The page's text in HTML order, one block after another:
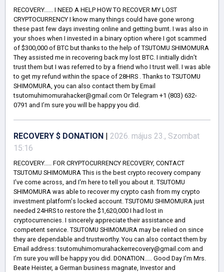
RECOVERY...... I NEED A HELP HOW TO RECOVER MY LOST
CRYPTOCURRENCY I know many things could have gone wrong
these past few days investing online and getting burnt. I was also in
your shoes when I invested in a binary option where I got scammed
of $300,000 of BTC but thanks to the help of TSUTOMU SHIMOMURA
They assisted me in recovering back my lost BTC. I initially didn’t
trust them but I was referred to by a friend who I trust well. I was able
to get my refund within the space of 28HRS . Thanks to TSUTOMU
SHIMOMURA, you can also contact them by Email
tsutomuhimomurahacker@gmail.com Or Telegram +1 (803) 632-
0791 and I’m sure you will be happy you did.
RECOVERY $ DONATION | 2026. május 23., Szombat
15:16
RECOVERY..... FOR CRYPTOCURRENCY RECOVERY, CONTACT
TSUTOMU SHIMOMURA This is the best crypto recovery company
I've come across, and I'm here to tell you about it. TSUTOMU
SHIMOMURA was able to recover my crypto cash from my crypto
investment platform's locked account. TSUTOMU SHIMOMURA just
needed 24HRS to restore the $1,620,000 I had lost in
cryptocurrencies. I sincerely appreciate their assistance and
competent service. TSUTOMU SHIMOMURA may be relied on since
they are dependable and trustworthy. You can also contact them by
Email address: tsutomuhimomurahackerrecovery@gmail.com and
I’m sure you will be happy you did. DONATION..... Good Day I'm Mrs.
Beate Heister, a German business magnate, Investor and